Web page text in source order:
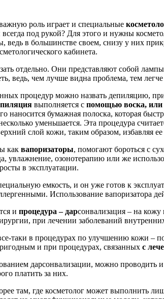
роль играет и специальные
под рукой? Для этого и нужны
в большинстве своем, снизу у них
кабинета.
отдельно. Они представляют собой
ведь, чем лучше видна проблема, тем
процедур можно назвать депиляцию,
выполняется с помощью воска, или
наносится бумажная полоска, которая
уменьшается. Эта процедура
слой кожи, таким образом, избавляя
как вапоризаторы, помогают бороться с
увлажнение, озонотерапию или же
в эксплуатации.
емкость, и он уже готов к
Использование вапоризатора
и процедура – дарсонвализация – на
при лечении заболеваний
таки в процедурах по улучшению кожи –
и при процедурах, связанных с
дарсонвализации, можно проводить
платить за них.
там, где косметолог может выполнить